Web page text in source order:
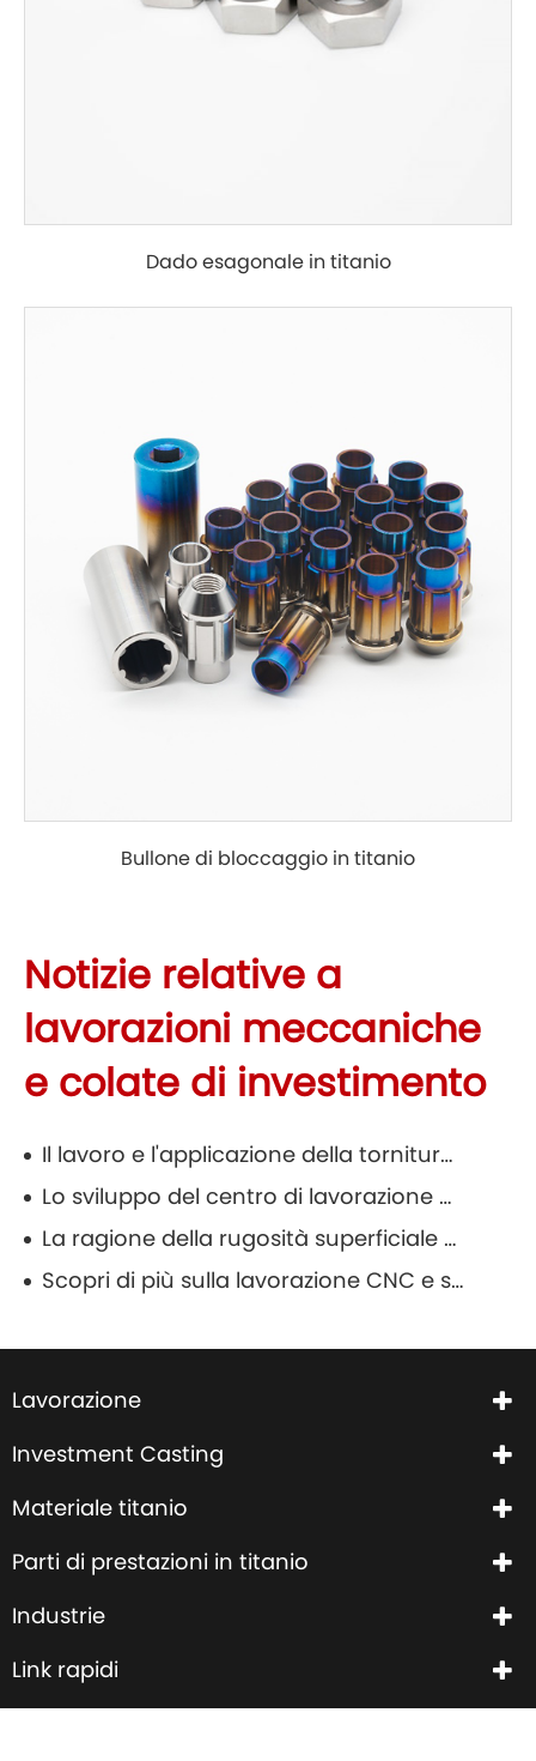
Dado esagonale in titanio
Bullone di bloccaggio in titanio
Notizie relative a
lavorazioni meccaniche
e colate di investimento
Il lavoro e l'applicazione della tornitura CNC
Lo sviluppo del centro di lavorazione CNC
La ragione della rugosità superficiale della colata dell'acciaio inossidabile e il suo processo di lavorazione
Scopri di più sulla lavorazione CNC e sui suoi vantaggi
Lavorazione
Investment Casting
Materiale titanio
Parti di prestazioni in titanio
Industrie
Link rapidi